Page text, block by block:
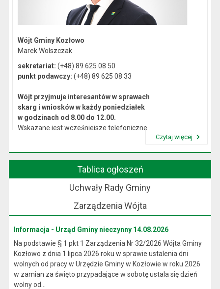
Wójt Gminy Kozłowo
Marek Wolszczak
sekretariat: (+48) 89 625 08 50
punkt podawczy: (+48) 89 625 08 33
Wójt przyjmuje interesantów w sprawach
skarg i wniosków w każdy poniedziałek
w godzinach od 8.00 do 12.00.
Wskazane jest wcześniejsze telefoniczne
Czytaj więcej
Tablica ogłoszeń
Uchwały Rady Gminy
Zarządzenia Wójta
Informacja - Urząd Gminy nieczynny 14.08.2026
Na podstawie § 1 pkt 1 Zarządzenia Nr 32/2026 Wójta Gminy
Kozłowo z dnia 1 lipca 2026 roku w sprawie ustalenia dni
wolnych od pracy w Urzędzie Gminy w Kozłowie w roku 2026
w zamian za święto przypadające w sobotę ustala się dzień
wolny od...